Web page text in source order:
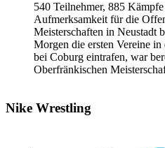
540 Teilnehmer, 885
Aufmerksamkeit für die
Meisterschaften in Neustadt
Morgen die ersten Vereine
bei Coburg eintrafen, war
Oberfränkischen
Nike Wrestling